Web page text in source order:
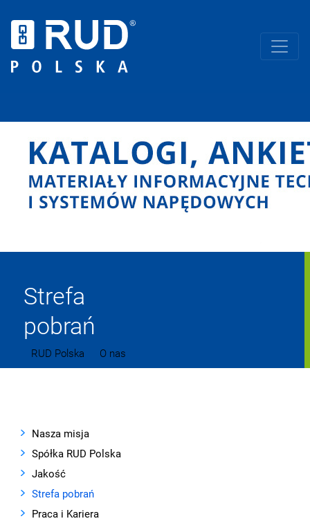
RUD Polska O nas
Strefa
pobrań
Nasza misja
Spółka RUD Polska
Jakość
Strefa pobrań
Praca i Kariera